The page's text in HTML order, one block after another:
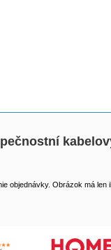
objednávky. Obrázok má len